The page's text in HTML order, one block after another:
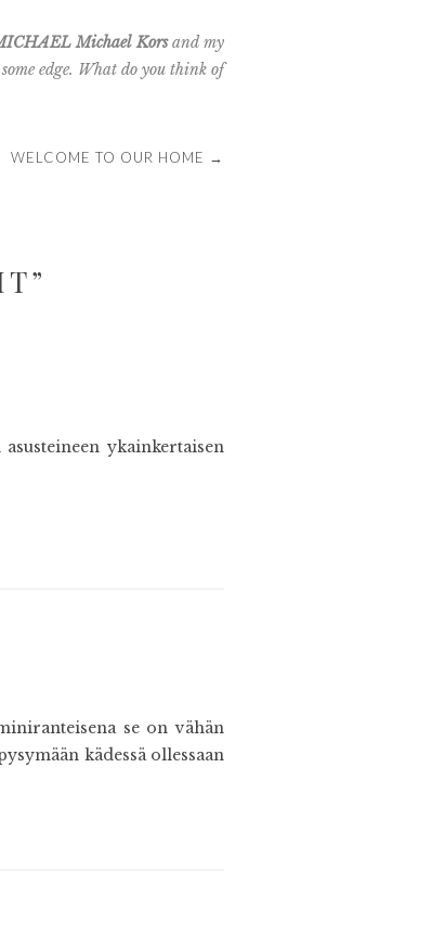
Michael Korsand my
edge. What do you think of
WELCOME TO OUR HOME →
”
ykainkertaisen
se on vähän
kädessä ollessaan